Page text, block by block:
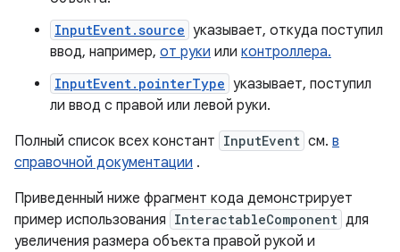
InputEvent.source указывает, откуда поступил
ввод, например, от руки или контроллера.
InputEvent.pointerType указывает, поступил
ли ввод с правой или левой руки.
Полный список всех констант InputEvent см. в
справочной документации .
Приведенный ниже фрагмент кода демонстрирует
пример использования InteractableComponent для
увеличения размера объекта правой рукой и